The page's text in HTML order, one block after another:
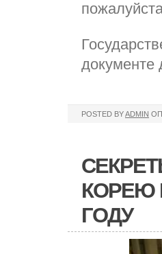
документе
POSTED BYADMIN
КОРЕЮ
ГОДУ